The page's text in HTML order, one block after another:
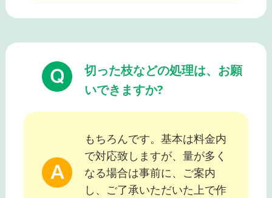
切った枝などの処理は、お願
いできますか?
もちろんです。基本は料金内
で対応致しますが、量が多く
なる場合は事前に、ご案内
し、ご了承いただいた上で作